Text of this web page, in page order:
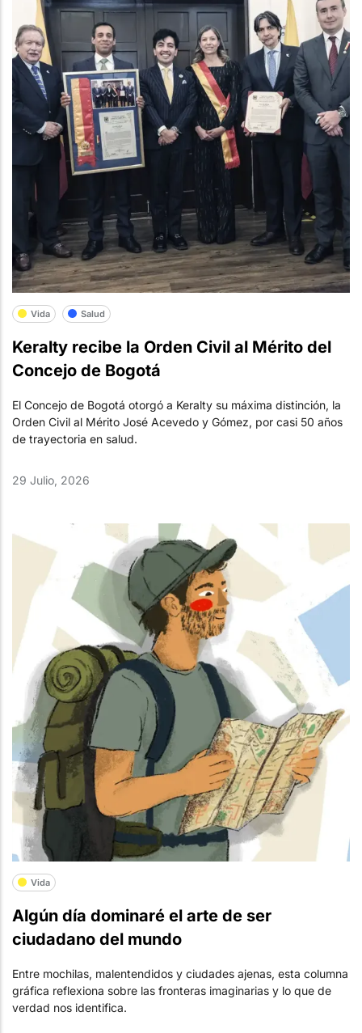
Vida Salud
Keralty recibe la Orden Civil al Mérito del
Concejo de Bogotá
El Concejo de Bogotá otorgó a Keralty su máxima distinción, la
Orden Civil al Mérito José Acevedo y Gómez, por casi 50 años
de trayectoria en salud.
29 Julio, 2026
Vida
Algún día dominaré el arte de ser
ciudadano del mundo
Entre mochilas, malentendidos y ciudades ajenas, esta columna
gráfica reflexiona sobre las fronteras imaginarias y lo que de
verdad nos identifica.